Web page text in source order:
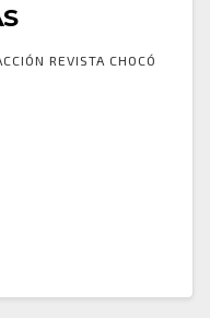
REVISTA CHOCÓ